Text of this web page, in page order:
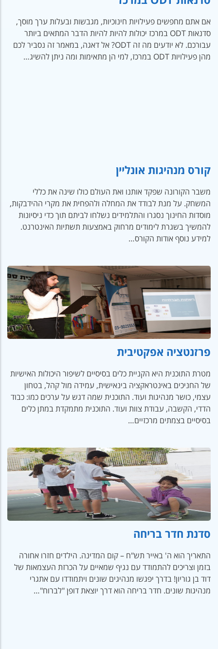
אם אתם מחפשים פעילויות חינוכיות, מגבשות ובעלות ערך מוסך,
סדנאות ODT במרכז יכולות להיות להיות הדבר המתאים ביותר
עבורכם. לא יודעים מה זה ODT? אל דאגה, במאמר זה נסביר לכם
מהן פעילויות ODT במרכז, למי הן מתאימות ומה ניתן להשיג…
קורס מנהיגות אונליין
משבר הקורונה שפקד אותנו ואת העולם כולו שינה את כללי
המשחק. על מנת לבודד את המחלה ולהפחית את מקרי ההידבקות,
מוסדות החינוך נסגרו והתלמידים נשלחו לביתם תוך כדי ניסיונות
להמשיך בשגרת לימודים מרחוק באמצעות תשתיות האינטרנט.
למידע נוסף אודות הקורס…
פרזנטציה אפקטיבית
מטרת התוכנית היא הקניית כלים בסיסיים לשיפור היכולות האישיות
של החניכים באינטראקציה בינאישית, עמידה מול קהל, בטחון
עצמי, כושר מנהיגות ועוד. התוכנית שמה דגש על ערכים כמו: כבוד
הדדי, הקשבה, עבודת צוות ועוד. התוכנית מתמקדת במתן כלים
בסיסיים בצמתים מרכזיים…
סדנת חדר בריחה
התאריך הוא ה' באייר תש"ח – קום המדינה. הילדים חזרו אחורה
בזמן וצריכים להתמודד עם נגיף שמאיים על הכרזת העצמאות של
דוד בן גוריון! בדרך יפגשו מנהיגים שונים ויתמודדו עם אתגרי
מנהיגות שונים. חדר בריחה הוא דרך יוצאת דופן "לברוח"…